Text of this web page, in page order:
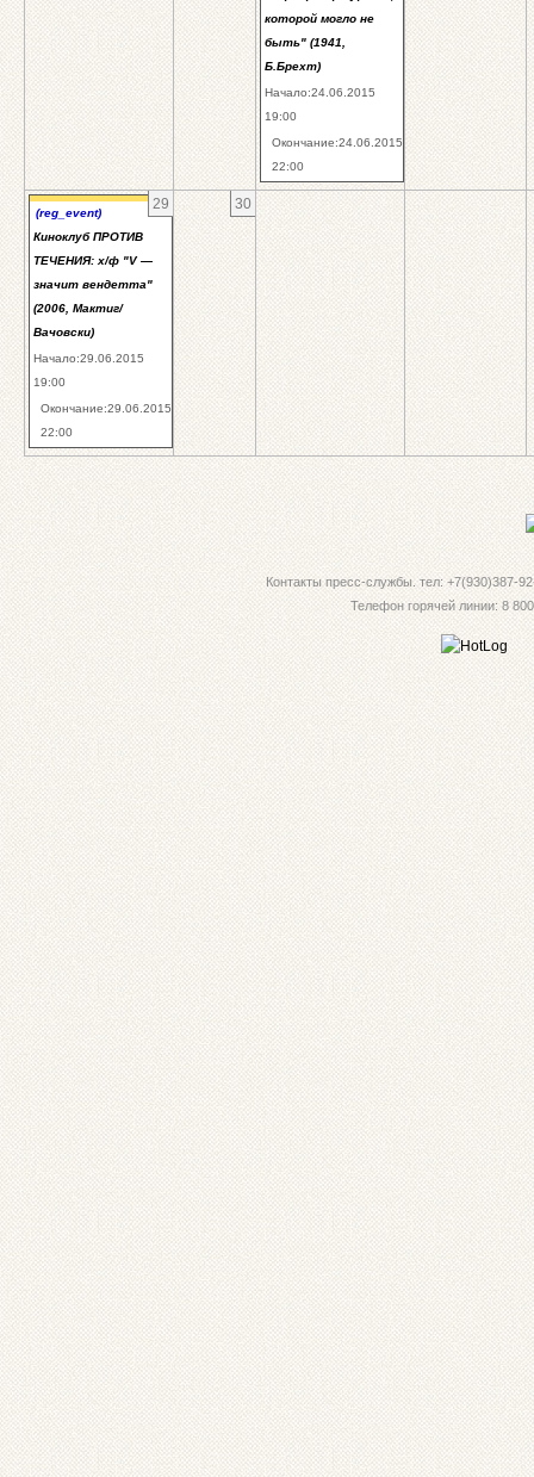
которой могло не
быть" (1941,
Б.Брехт)
Начало:24.06.2015
19:00
Окончание:24.06.2015
22:00
29
(reg_event)
Киноклуб ПРОТИВ
ТЕЧЕНИЯ: х/ф "V —
значит вендетта"
(2006, Мактиг/
Вачовски)
Начало:29.06.2015
19:00
Окончание:29.06.2015
22:00
30
Контакты пресс-службы. тел: +7(930)387-
Телефон горячей линии: 8